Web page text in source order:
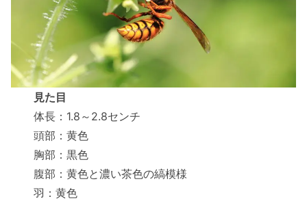
見た目
体長：1.8～2.8センチ
頭部：黄色
胸部：黒色
腹部：黄色と濃い茶色の縞模様
羽：黄色